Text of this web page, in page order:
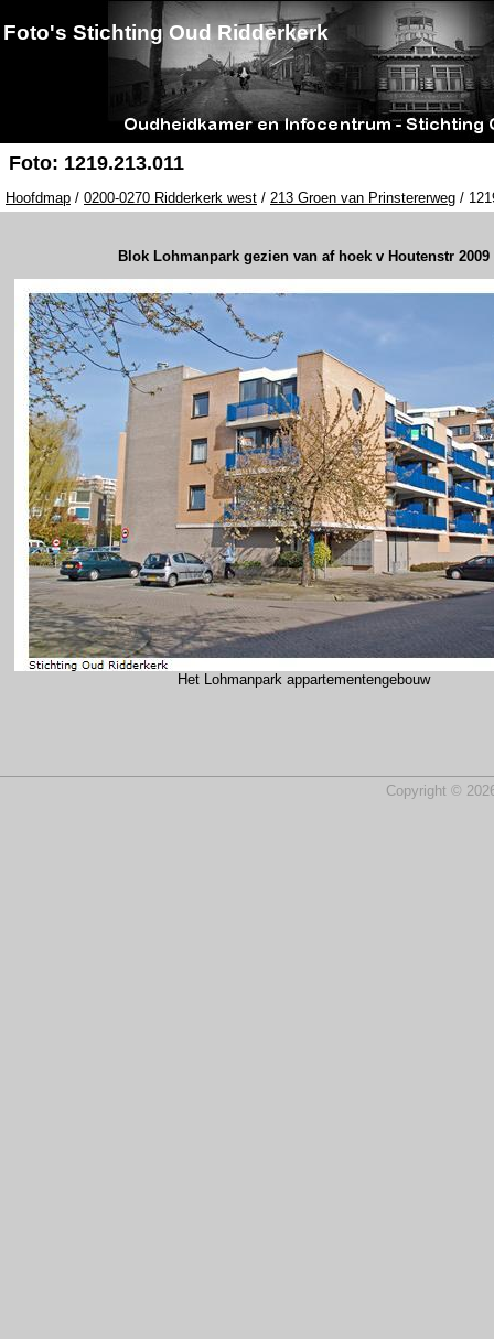
Foto's Stichting Oud Ridderkerk
Foto: 1219.213.011
Hoofdmap / 0200-0270 Ridderkerk west / 213 Groen van Prinstererweg /
Blok Lohmanpark gezien van af hoek v Houtenstr 2009
Het Lohmanpark appartementengebouw
Copyright ©